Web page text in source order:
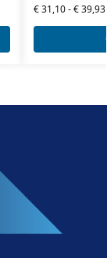
€31,10-€39,93